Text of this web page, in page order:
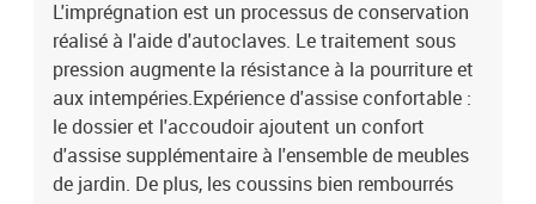
dossierL'imprégnation est un processus de conservation
réalisé à l'aide d'autoclaves. Le traitement sous
pression augmente la résistance à la pourriture et
aux intempéries.Expérience d'assise confortable :
le dossier et l'accoudoir ajoutent un confort
d'assise supplémentaire à l'ensemble de meubles
de jardin. De plus, les coussins bien rembourrés